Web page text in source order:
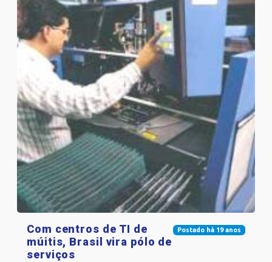
Postado há 19 anos
Com centros de TI de
múitis, Brasil vira pólo de
serviços